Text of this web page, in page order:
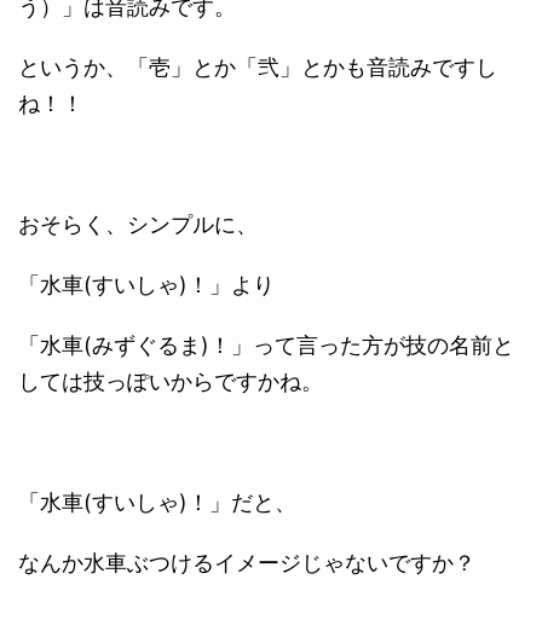
う）」は音読みです。
というか、「壱」とか「弐」とかも音読みですし
ね！！
おそらく、シンプルに、
「水車(すいしゃ)！」より
「水車(みずぐるま)！」って言った方が技の名前と
しては技っぽいからですかね。
「水車(すいしゃ)！」だと、
なんか水車ぶつけるイメージじゃないですか？